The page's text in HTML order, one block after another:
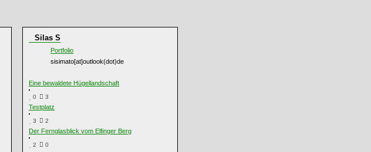
Silas S
Portfolio
sisimato[at]outlook(dot)de
Eine bewaldete Hügellandschaft
0 3
Testplatz
3 2
Der Fernglasblick vom Elfinger Berg
2 0